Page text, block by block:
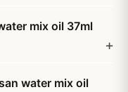
mix oil 37ml
water mix oil